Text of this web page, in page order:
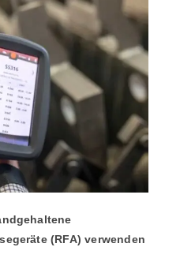
(RFA) verwenden